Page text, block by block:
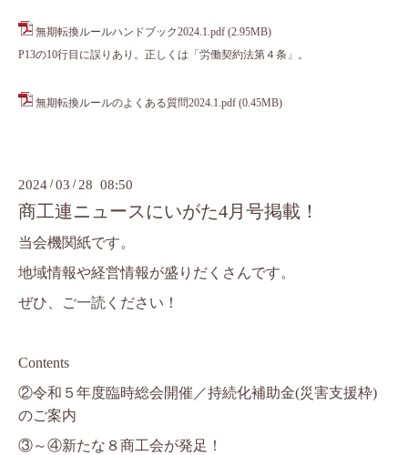
無期転換ルールハンドブック2024.1.pdf (2.95MB)
P13の10行目に誤りあり。正しくは「労働契約法第４条」。
無期転換ルールのよくある質問2024.1.pdf (0.45MB)
2024 /03 / 28 08:50
商工連ニュースにいがた4月号掲載！
当会機関紙です。
地域情報や経営情報が盛りだくさんです。
ぜひ、ご一読ください！
Contents
②令和５年度臨時総会開催／持続化補助金(災害支援枠)
のご案内
③～④新たな８商工会が発足！